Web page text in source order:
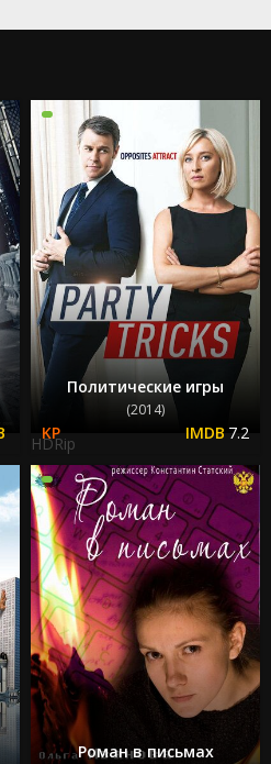
Политические игры
(2014)
7.2
HDRip
Роман в письмах